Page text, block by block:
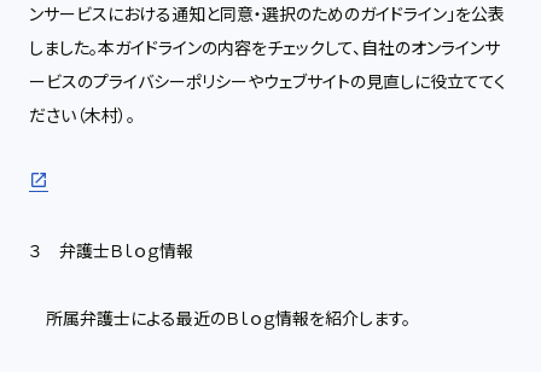
ンサービスにおける通知と同意・選択のためのガイドライン」を公表
しました。本ガイドラインの内容をチェックして、自社のオンラインサ
ービスのプライバシーポリシーやウェブサイトの見直しに役立ててく
ださい（木村）。
３ 弁護士Ｂｌｏｇ情報
所属弁護士による最近のＢｌｏｇ情報を紹介します。